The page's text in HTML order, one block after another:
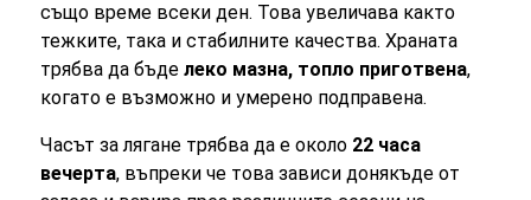
също време всеки ден. Това увеличава както
тежките, така и стабилните качества. Храната
трябва да бъделеко мазна, топло приготвена,
когато е възможно и умерено подправена.
Часът за лягане трябва да е около 22 часа
вечерта, въпреки че това зависи донякъде от